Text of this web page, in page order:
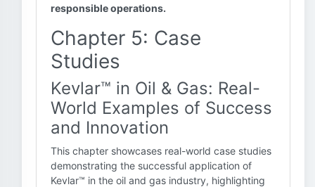
responsible operations.
Chapter 5: Case
Studies
Kevlar™ in Oil & Gas: Real-
World Examples of Success
and Innovation
This chapter showcases real-world case studies
demonstrating the successful application of
Kevlar™ in the oil and gas industry, highlighting